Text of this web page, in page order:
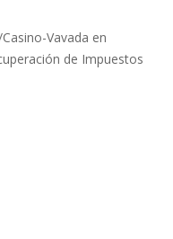
Vavada en
de Impuestos